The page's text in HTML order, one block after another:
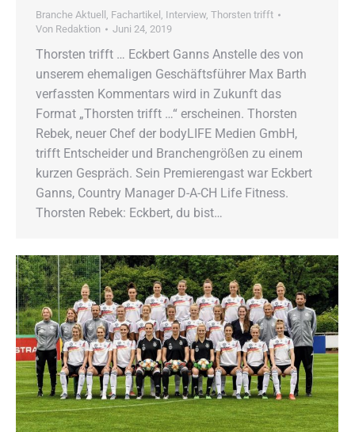
Branche Aktuell , Fachartikel , Interview, Thorsten trifft
Von Redaktion Juni 24, 2019
Thorsten trifft … Eckbert Ganns Anstelle des von
unserem ehemaligen Geschäftsführer Max Barth
verfassten Kommentars wird in Zukunft das
Format „Thorsten trifft …“ erscheinen. Thorsten
Rebek, neuer Chef der bodyLIFE Medien GmbH,
trifft Entscheider und Branchengrößen zu einem
kurzen Gespräch. Sein Premieren­gast war Eckbert
Ganns, Country Manager D-A-CH Life Fitness.
Thorsten Rebek: Eckbert, du bist…